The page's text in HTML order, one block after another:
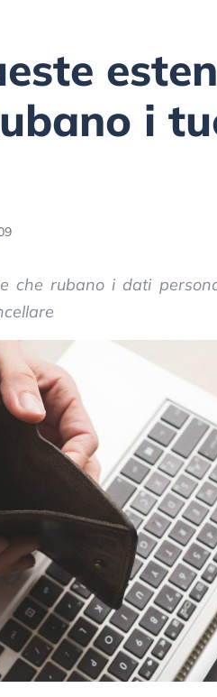
i
che rubano i dati
sta
Russia e Cina pronti
Starlink. Gli
sottovalutando il